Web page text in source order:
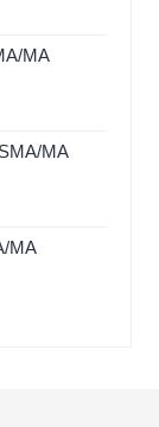
MA
MA
MA